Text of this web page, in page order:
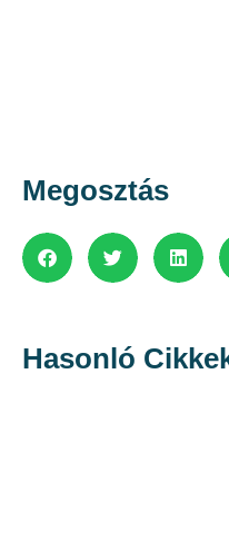
Megosztás
Hasonló